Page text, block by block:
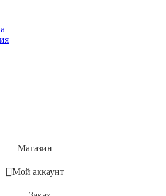
Магазин
Мой аккаунт